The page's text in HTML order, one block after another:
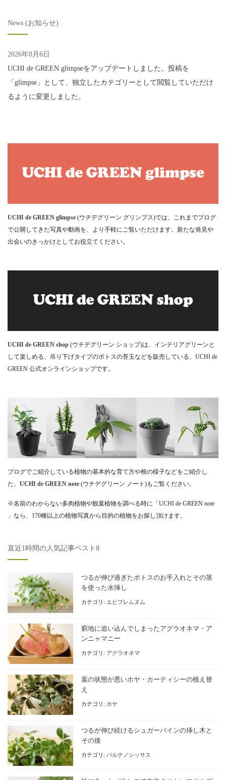
News (お知らせ)
2026年8月6日
UCHI de GREEN glimpseをアップデートしました。投稿を
「glimpse」として、独立したカテゴリーとして閲覧していただけ
るように変更しました。
UCHI de GREEN glimpse (ウチデグリーン グリンプス)では、これまでブログ
で公開してきた写真や動画を、より手軽にご覧いただけます。新たな発見や
出会いのきっかけとしてお役立てください。
UCHI de GREEN shop (ウチデグリーン ショップ)は、インテリアグリーンと
して楽しめる、吊り下げタイプのポトスの苔玉などを販売している、UCHI de
GREEN 公式オンラインショップです。
ブログでご紹介している植物の基本的な育て方や根の様子などをご紹介し
た、 UCHI de GREEN note (ウチデグリーン ノート)もご覧ください。
※名前のわからない多肉植物や観葉植物を調べる時に「UCHI de GREEN note
」なら、170種以上の植物写真から目的の植物をお探し頂けます。
直近1時間の人気記事ベスト8
つるが伸び過ぎたポトスのお手入れとその茎
を使った水挿し
カテゴリ: エピプレムヌム
窮地に追い込んでしまったアグラオネマ・ア
ンニャマニー
カテゴリ: アグラオネマ
葉の状態が悪いホヤ・カーティシーの植え替
え
カテゴリ: ホヤ
つるが伸び続けるシュガーバインの挿し木と
その後
カテゴリ: パルテノシッサス